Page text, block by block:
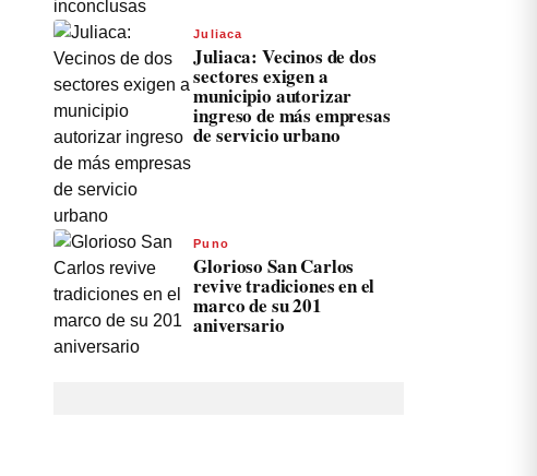
Juliaca
Juliaca: Vecinos de dos
sectores exigen a
municipio autorizar
ingreso de más empresas
de servicio urbano
Puno
Glorioso San Carlos
revive tradiciones en el
marco de su 201
aniversario